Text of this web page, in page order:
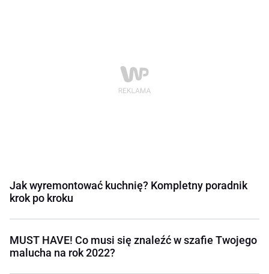
Jak wyremontować kuchnię? Kompletny poradnik
krok po kroku
MUST HAVE! Co musi się znaleźć w szafie Twojego
malucha na rok 2022?